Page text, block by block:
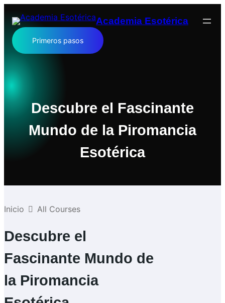
Academia Esotérica
Primeros pasos
Descubre el Fascinante
Mundo de la Piromancia
Esotérica
Inicio All Courses
Descubre el
Fascinante Mundo de
la Piromancia